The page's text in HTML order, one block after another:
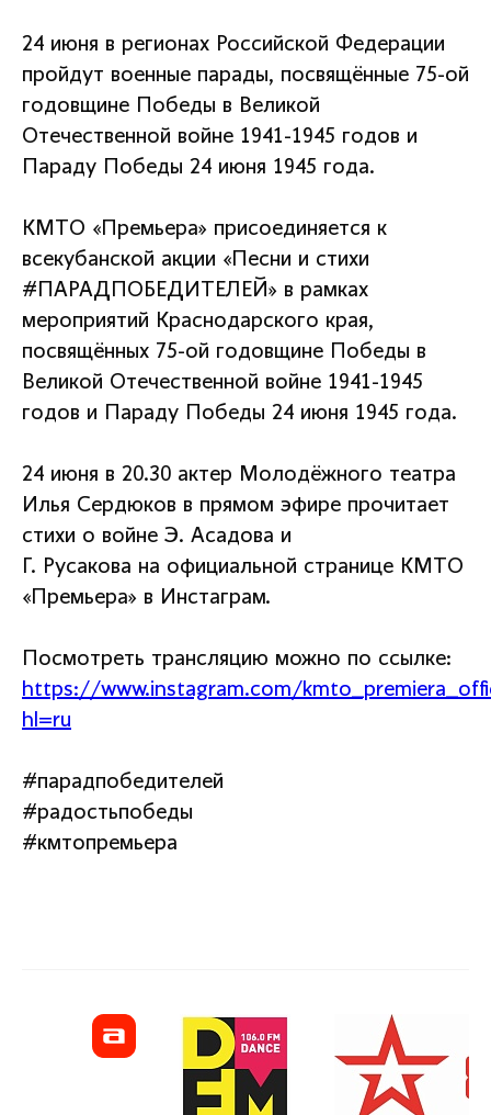
24 июня в регионах Российской Федерации
пройдут военные парады, посвящённые 75-ой
годовщине Победы в Великой
Отечественной войне 1941-1945 годов и
Параду Победы 24 июня 1945 года.
КМТО «Премьера» присоединяется к
всекубанской акции «Песни и стихи
#ПАРАДПОБЕДИТЕЛЕЙ» в рамках
мероприятий Краснодарского края,
посвящённых 75-ой годовщине Победы в
Великой Отечественной войне 1941-1945
годов и Параду Победы 24 июня 1945 года.
24 июня в 20.30 актер Молодёжного театра
Илья Сердюков в прямом эфире прочитает
стихи о войне Э. Асадова и
Г. Русакова на официальной странице КМТО
«Премьера» в Инстаграм.
Посмотреть трансляцию можно по ссылке:
https://www.instagram.com/
hl=ru
#парадпобедителей
#радостьпобеды
#кмтопремьера